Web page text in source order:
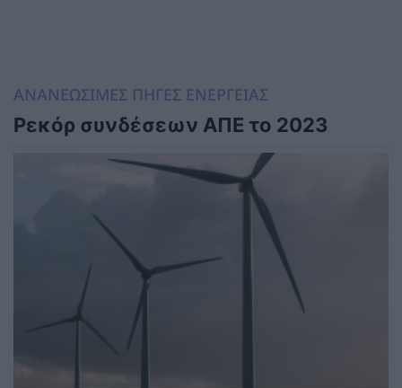
ΑΝΑΝΕΩΣΙΜΕΣ ΠΗΓΕΣ ΕΝΕΡΓΕΙΑΣ
Ρεκόρ συνδέσεων ΑΠΕ το 2023